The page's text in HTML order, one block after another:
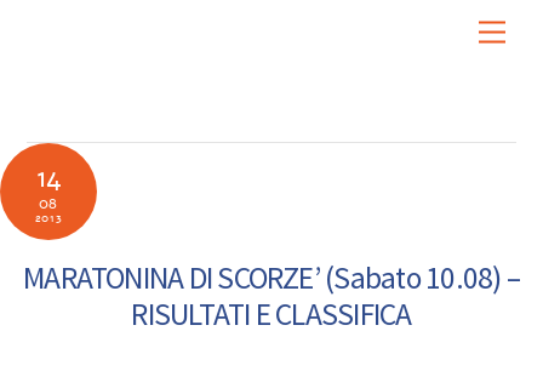
14
08
2013
MARATONINA DI SCORZE’ (Sabato 10.08) –
RISULTATI E CLASSIFICA